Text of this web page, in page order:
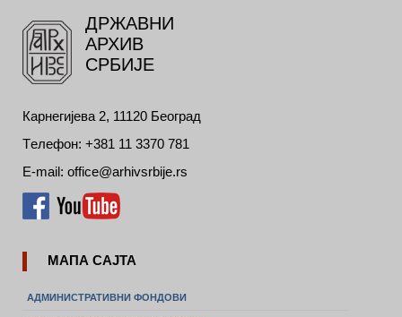
ДРЖАВНИ
АРХИВ
СРБИЈЕ
Карнегијева 2, 11120 Београд
Tелефон: +381 11 3370 781
E-mail: office@arhivsrbije.rs
МАПА САЈТА
АДМИНИСТРАТИВНИ ФОНДОВИ